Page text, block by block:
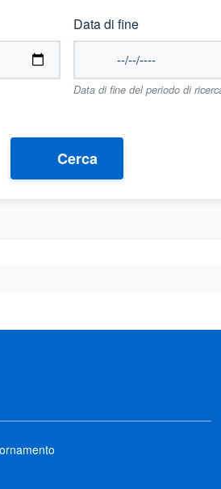
Data di fine
Data di fine del periodo di
Cerca